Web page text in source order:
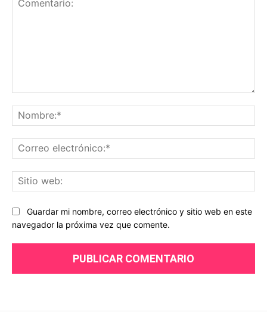
Guardar mi nombre, correo electrónico y sitio web en este
navegador la próxima vez que comente.